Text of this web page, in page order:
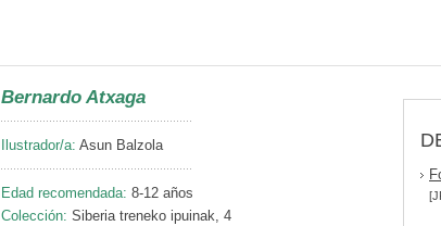
Bernardo Atxaga
Ilustrador/a: Asun Balzola
Edad recomendada: 8-12 años
Colección: Siberia treneko ipuinak, 4